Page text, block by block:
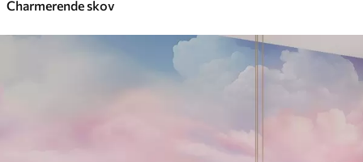
Charmerende skov